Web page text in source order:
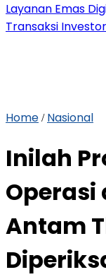
Layanan Emas
Transaksi Investor
Home / Nasional
Inilah
Operasi
Antam